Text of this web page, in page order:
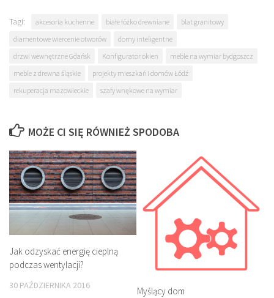
Tagi: akcesoria kuchenne białe łóżko drewniane
blat granitowy
diamentowe wiercenie otworów
domy inteligentne
drzwi wewnętrzne Gdańsk
Konfigurator okien
meble na wymiar bydgoszcz
meble z drewna śląskie
projekty mieszkań i domów Łódź
rekuperacja mazowieckie
szafy wnękowe na wymiar
MOŻE CI SIĘ RÓWNIEŻ SPODOBA
Jak odzyskać energię cieplną
podczas wentylacji?
30 PAŹDZIERNIKA 2016
Myślący dom